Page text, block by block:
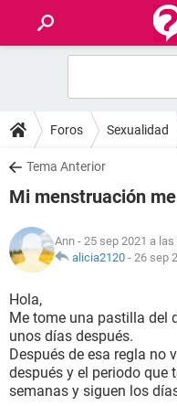
FOROS
SALUD
NUTRICIÓN
BIENESTAR
SEXUALIDAD
GLOSARIO
Foros Sexualidad
Tema Anterior
Mi menstruación
Ann - 25 sep 2021 a las
alicia2120 - 26 sep
Hola,
Me tome una pastilla del
unos días después.
Después de esa regla no
después y el periodo que
semanas y siguen los